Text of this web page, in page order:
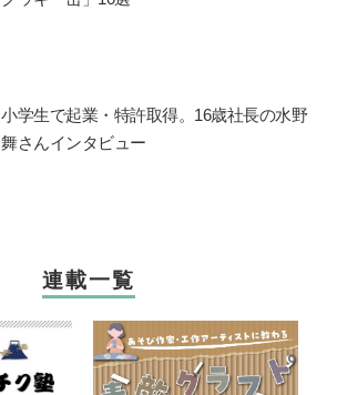
小学生で起業・特許取得。16歳社長の水野
舞さんインタビュー
連載一覧